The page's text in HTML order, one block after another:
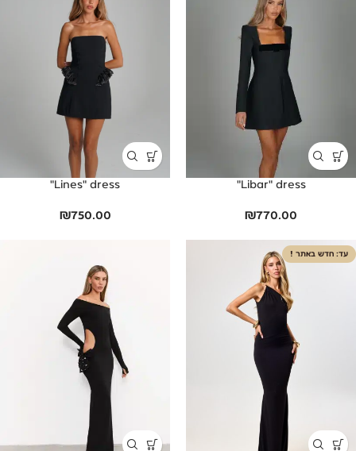
Libar" dress"
₪770.00
Lines" dress"
₪750.00
חדש באתר !